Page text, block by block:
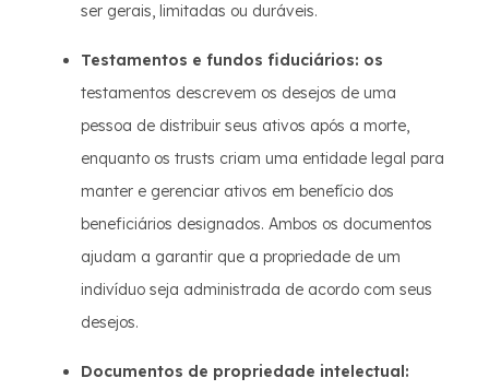
ser gerais, limitadas ou duráveis.
Testamentos e fundos fiduciários: os
testamentos descrevem os desejos de uma
pessoa de distribuir seus ativos após a morte,
enquanto os trusts criam uma entidade legal para
manter e gerenciar ativos em benefício dos
beneficiários designados. Ambos os documentos
ajudam a garantir que a propriedade de um
indivíduo seja administrada de acordo com seus
desejos.
Documentos de propriedade intelectual: